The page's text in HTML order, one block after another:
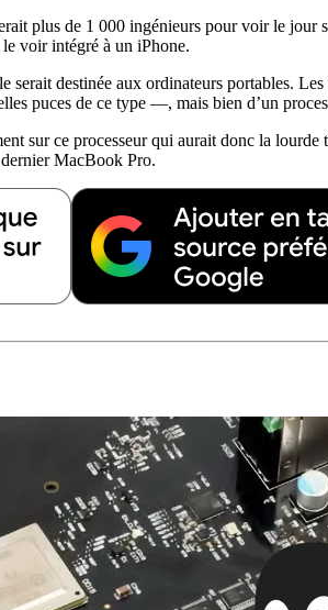
plus de 1 000 ingénieurs pour voir le
voir intégré à un iPhone.
destinée aux ordinateurs portables. Les
puces de ce type —, mais bien d’un
sur ce processeur qui aurait donc la
MacBook Pro.